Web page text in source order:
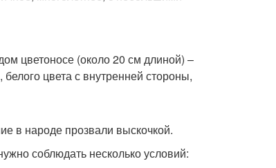
цветоносе (около 20 см длиной) –
цвета с внутренней стороны,
в народе прозвали выскочкой.
соблюдать несколько условий: